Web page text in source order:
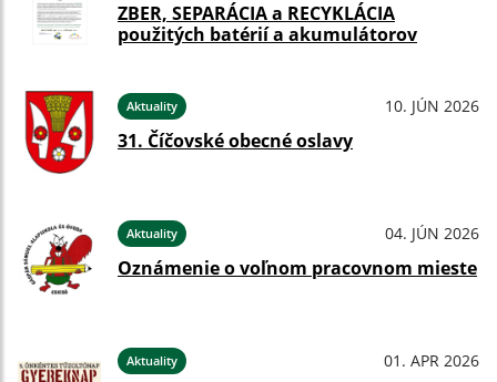
ZBER, SEPARÁCIA a RECYKLÁCIA
použitých batérií a akumulátorov
Aktuality 10. JÚN 2026
31. Číčovské obecné oslavy
Aktuality 04. JÚN 2026
Oznámenie o voľnom pracovnom mieste
Aktuality 01. APR 2026